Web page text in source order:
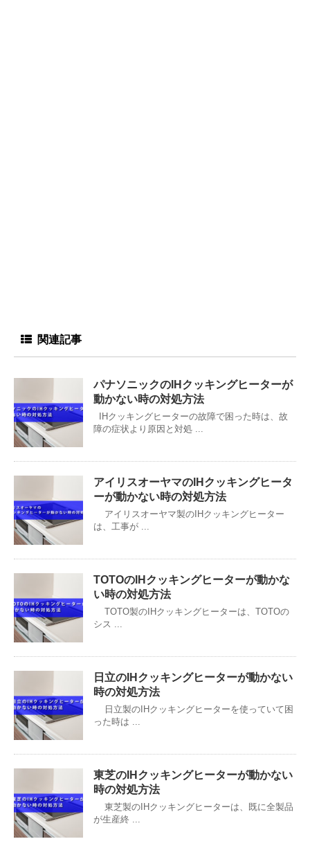
関連記事
パナソニックのIHクッキングヒーターが
動かない時の対処方法
IHクッキングヒーターの故障で困った時は、故
障の症状より原因と対処 ...
アイリスオーヤマのIHクッキングヒータ
ーが動かない時の対処方法
アイリスオーヤマ製のIHクッキングヒーター
は、工事が ...
TOTOのIHクッキングヒーターが動かな
い時の対処方法
TOTO製のIHクッキングヒーターは、TOTOの
シス ...
日立のIHクッキングヒーターが動かない
時の対処方法
日立製のIHクッキングヒーターを使っていて困
った時は ...
東芝のIHクッキングヒーターが動かない
時の対処方法
東芝製のIHクッキングヒーターは、既に全製品
が生産終 ...